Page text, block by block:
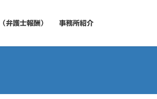
弁護士報酬） 事務所紹介